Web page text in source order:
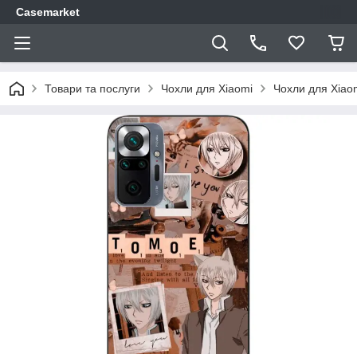
Casemarket
Товари та послуги Чохли для Xiaomi Чохли для